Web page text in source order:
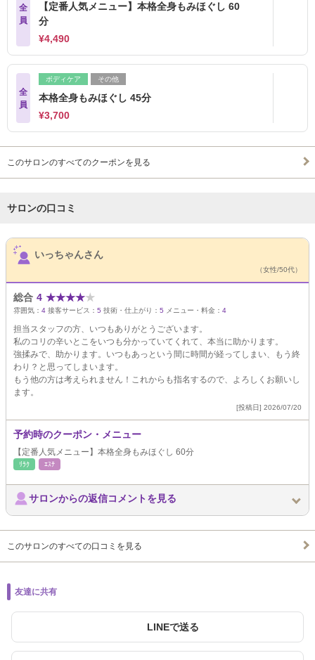
全
員
【定番人気メニュー】本格全身もみほぐし 60
分
¥4,490
全
員
ボディケア その他
本格全身もみほぐし 45分
¥3,700
このサロンのすべてのクーポンを見る
サロンの口コミ
サロンPick Up
いっちゃんさん
（女性/50代）
総合 4 ★★★★★
雰囲気： 4 接客サービス： 5 技術・仕上がり： 5 メニュー・料金： 4
担当スタッフの方、いつもありがとうございます。
私のコリの辛いとこをいつも分かっていてくれて、本当に助かります。
強揉みで、助かります。いつもあっという間に時間が経ってしまい、もう終
わり？と思ってしまいます。
もう他の方は考えられません！これからも指名するので、よろしくお願いし
ます。
[投稿日] 2026/07/20
予約時のクーポン・メニュー
【定番人気メニュー】本格全身もみほぐし 60分
ﾘﾗｸ ｴｽﾃ
サロンからの返信コメントを見る
このサロンのすべての口コミを見る
友達に共有
LINEで送る